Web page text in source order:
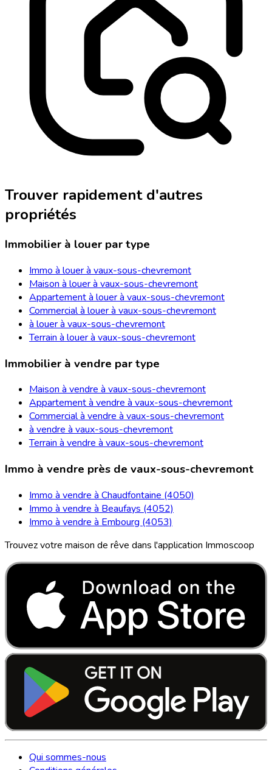
Trouver rapidement d'autres
propriétés
Immobilier à louer par type
Immo à louer à vaux-sous-chevremont
Maison à louer à vaux-sous-chevremont
Appartement à louer à vaux-sous-chevremont
Commercial à louer à vaux-sous-chevremont
à louer à vaux-sous-chevremont
Terrain à louer à vaux-sous-chevremont
Immobilier à vendre par type
Maison à vendre à vaux-sous-chevremont
Appartement à vendre à vaux-sous-chevremont
Commercial à vendre à vaux-sous-chevremont
à vendre à vaux-sous-chevremont
Terrain à vendre à vaux-sous-chevremont
Immo à vendre près de vaux-sous-chevremont
Immo à vendre à Chaudfontaine (4050)
Immo à vendre à Beaufays (4052)
Immo à vendre à Embourg (4053)
Trouvez votre maison de rêve dans l'application Immoscoop
Qui sommes-nous